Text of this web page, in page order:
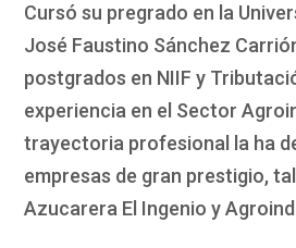
Cursó su pregrado en la
José Faustino Sánchez
postgrados en NIIF y
experiencia en el Sector
trayectoria profesional la ha
empresas de gran prestigio,
Azucarera El Ingenio y